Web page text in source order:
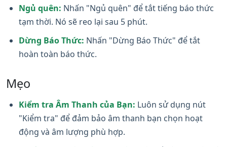
Ngủ quên: Nhấn "Ngủ quên" để tắt tiếng báo thức
tạm thời. Nó sẽ reo lại sau 5 phút.
Dừng Báo Thức: Nhấn "Dừng Báo Thức" để tắt
hoàn toàn báo thức.
Mẹo
Kiểm tra Âm Thanh của Bạn: Luôn sử dụng nút
"Kiểm tra" để đảm bảo âm thanh bạn chọn hoạt
động và âm lượng phù hợp.